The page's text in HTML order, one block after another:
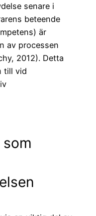
senare i
beteende
är
av processen
2012). Detta
till vid